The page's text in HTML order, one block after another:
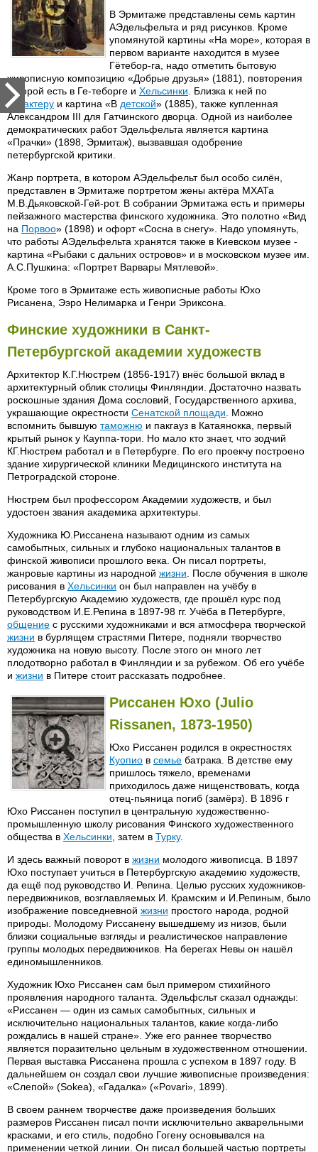
В Эрмитаже представлены семь картин
АЭдельфельта и ряд рисунков. Кроме
упомянутой картины «На море», которая в
первом варианте находится в музее
Гётебор-га, надо отметить бытовую
живописную композицию «Добрые друзья» (1881), повторения
которой есть в Ге-теборге и Хельсинки . Близка к ней по
характеру и картина «В детской» (1885), также купленная
Александром III для Гатчинского дворца. Одной из наиболее
демократических работ Эдельфельта является картина
«Прачки» (1898, Эрмитаж), вызвавшая одобрение
петербургской критики.
Жанр портрета, в котором АЭдельфельт был особо силён,
представлен в Эрмитаже портретом жены актёра МХАТа
М.В.Дьяковской-Гей-рот. В собрании Эрмитажа есть и примеры
пейзажного мастерства финского художника. Это полотно «Вид
на Порвоо» (1898) и офорт «Сосна в снегу». Надо упомянуть,
что работы АЭдельфельта хранятся также в Киевском музее -
картина «Рыбаки с дальних островов» и в московском музее им.
А.С.Пушкина: «Портрет Варвары Мятлевой».
Кроме того в Эрмитаже есть живописные работы Юхо
Рисанена, Ээро Нелимарка и Генри Эриксона.
Финские художники в Санкт-
Петербургской академии художеств
Архитектор К.Г.Нюстрем (1856-1917) внёс большой вклад в
архитектурный облик столицы Финляндии. Достаточно назвать
роскошные здания Дома сословий, Государственного архива,
украшающие окрестности Сенатской площади . Можно
вспомнить бывшую таможню и пакгауз в Катаянокка, первый
крытый рынок у Кауппа-тори. Но мало кто знает, что зодчий
КГ.Нюстрем работал и в Петербурге. По его проекчу построено
здание хирургической клиники Медицинского института на
Петроградской стороне.
Нюстрем был профессором Академии художеств, и был
удостоен звания академика архитектуры.
Художника Ю.Риссанена называют одним из самых
самобытных, сильных и глубоко национальных талантов в
финской живописи прошлого века. Он писал портреты,
жанровые картины из народной жизни . После обучения в школе
рисования в Хельсинки он был направлен на учёбу в
Петербургскую Академию художеств, где прошёл курс под
руководством И.Е.Репина в 1897-98 гг. Учёба в Петербурге,
общение с русскими художниками и вся атмосфера творческой
жизни в бурлящем страстями Питере, подняли творчество
художника на новую высоту. После этого он много лет
плодотворно работал в Финляндии и за рубежом. Об его учёбе
и жизни в Питере стоит рассказать подробнее.
Риссанен Юхо (Julio
Rissanen, 1873-1950)
Юхо Риссанен родился в окрестностях
Куопио в семье батрака. В детстве ему
пришлось тяжело, временами
приходилось даже нищенствовать, когда
отец-пьяница погиб (замёрз). В 1896 г
Юхо Риссанен поступил в центральную художественно-
промышленную школу рисования Финского художественного
общества в Хельсинки , затем в Турку.
И здесь важный поворот в жизни молодого живописца. В 1897
Юхо поступает учиться в Петербургскую академию художеств,
да ещё под руководство И. Репина. Целью русских художников-
передвижников, возглавляемых И. Крамским и И.Репиным, было
изображение повседневной жизни простого народа, родной
природы. Молодому Риссанену вышедшему из низов, были
близки социальные взгляды и реалистическое направление
группы молодых передвижников. На берегах Невы он нашёл
единомышленников.
Художник Юхо Риссанен сам был примером стихийного
проявления народного таланта. Эдельфсльт сказал однажды:
«Риссанен — один из самых самобытных, сильных и
исключительно национальных талантов, какие когда-либо
рождались в нашей стране». Уже его раннее творчество
является поразительно цельным в художественном отношении.
Первая выставка Риссанена прошла с успехом в 1897 году. В
дальнейшем он создал свои лучшие живописные произведения:
«Слепой» (Sokea), «Гадалка» («Povari», 1899).
В своем раннем творчестве даже произведения больших
размеров Риссанен писал почти исключительно акварельными
красками, и его стиль, подобно Гогену основывался на
применении четкой линии. Он писал большей частью портреты